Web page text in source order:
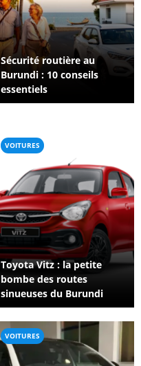
Sécurité routière au
Burundi : 10 conseils
essentiels
VOITURES
Toyota Vitz : la petite
bombe des routes
sinueuses du Burundi
VOITURES